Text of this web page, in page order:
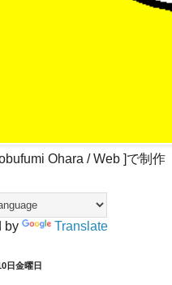
Ohara / Web ]で制作
by Translate
日金曜日